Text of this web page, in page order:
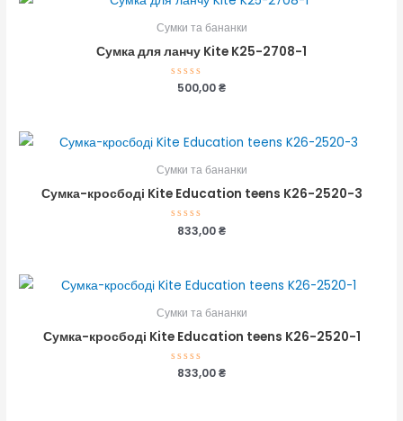
Сумки та бананки
Сумка для ланчу Kite K25-2708-1
Оцінено
500,00₴
Сумки та бананки
Сумка-кросбоді Kite Education teens K26-2520-3
Оцінено
833,00₴
Сумки та бананки
Сумка-кросбоді Kite Education teens K26-2520-1
Оцінено
833,00₴